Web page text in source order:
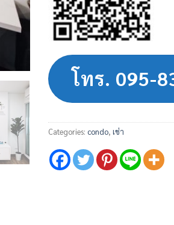
โทร. 095-
Categories: condo, เช่า